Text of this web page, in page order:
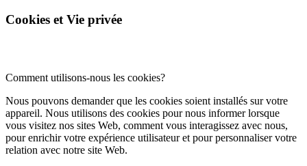
Cookies et Vie privée
Comment utilisons-nous les cookies?
Nous pouvons demander que les cookies soient installés sur votre
appareil. Nous utilisons des cookies pour nous informer lorsque
vous visitez nos sites Web, comment vous interagissez avec nous,
pour enrichir votre expérience utilisateur et pour personnaliser votre
relation avec notre site Web.